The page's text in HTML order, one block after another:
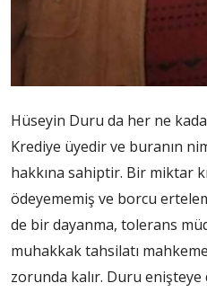
Hüseyin Duru da her ne
Krediye üyedir ve buranın
hakkına sahiptir. Bir miktar
ödeyememiş ve borcu
de bir dayanma, tolerans
muhakkak tahsilatı
zorunda kalır. Duru